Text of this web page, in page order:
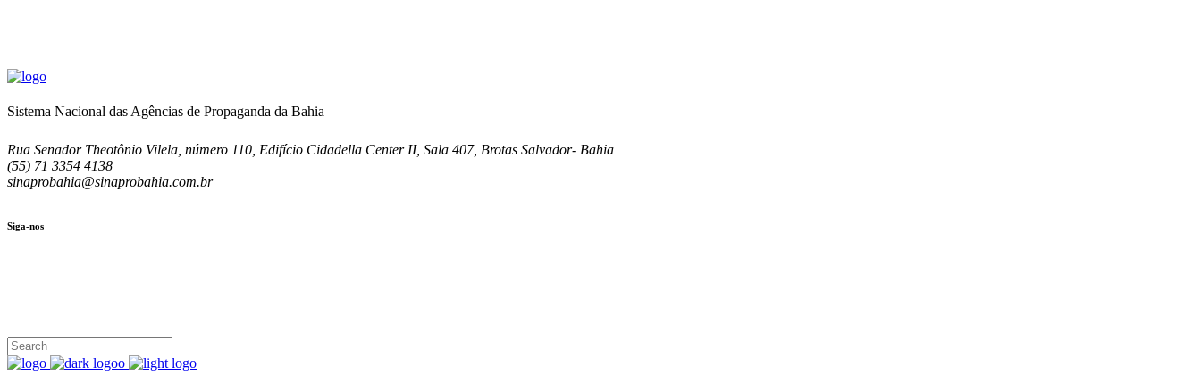
Sistema Nacional das Agências de Propaganda da Bahia
Rua Senador Theotônio Vilela, número 110, Edifício Cidadella Center II, Sala 407, Brotas Salvador- Bahia
(55) 71 3354 4138
sinaprobahia@sinaprobahia.com.br
Siga-nos